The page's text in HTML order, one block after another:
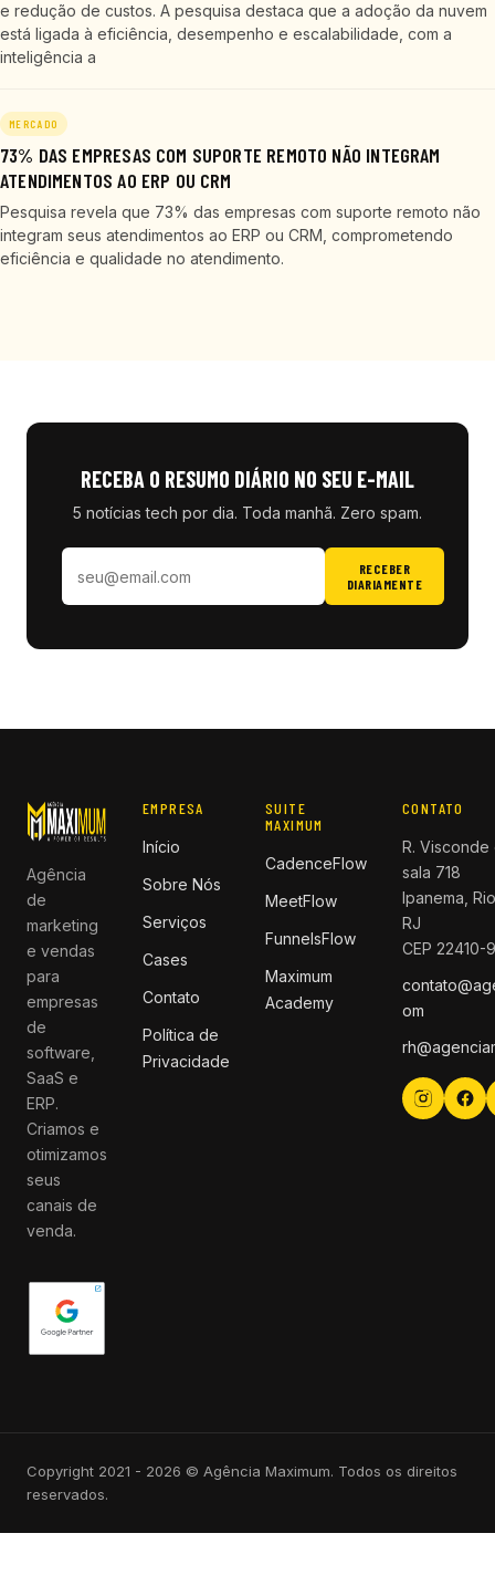
e redução de custos. A pesquisa destaca que a adoção da nuvem
está ligada à eficiência, desempenho e escalabilidade, com a
inteligência a
MERCADO
73% DAS EMPRESAS COM SUPORTE REMOTO NÃO INTEGRAM
ATENDIMENTOS AO ERP OU CRM
Pesquisa revela que 73% das empresas com suporte remoto não
integram seus atendimentos ao ERP ou CRM, comprometendo
eficiência e qualidade no atendimento.
RECEBA O RESUMO DIÁRIO NO SEU E-MAIL
5 notícias tech por dia. Toda manhã. Zero spam.
RECEBER
DIARIAMENTE
Agência
de
marketing
e vendas
para
empresas
de
software,
SaaS e
ERP.
Criamos e
otimizamos
seus
canais de
venda.
EMPRESA
Início
Sobre Nós
Serviços
Cases
Contato
Política de
Privacidade
SUITE
MAXIMUM
CadenceFlow
MeetFlow
FunnelsFlow
Maximum
Academy
CONTATO
R.
sala 718
Ipanema,
RJ
CEP 22410-
om
Copyright 2021 - 2026 © Agência Maximum. Todos os direitos
reservados.